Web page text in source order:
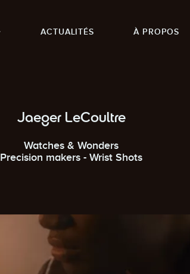
ACTUALITÉS À PROPOS
Jaeger LeCoultre
Watches & Wonders
Precision makers - Wrist Shots